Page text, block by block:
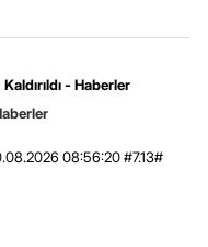
- Haberler
08:56:20 #7.13#